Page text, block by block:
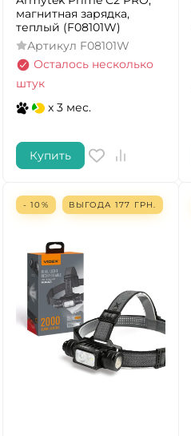
магнитная зарядка,
теплый (F08101W)
Артикул F08101W
Осталось несколько
штук
x 3 мес.
Купить
- 10% ВЫГОДА 177 ГРН.